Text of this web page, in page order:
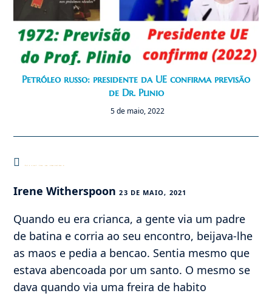
Petróleo russo: presidente da UE confirma previsão
de Dr. Plinio
5 de maio, 2022
Este post tem um comentário
Irene Witherspoon23 DE MAIO, 2021
Quando eu era crianca, a gente via um padre
de batina e corria ao seu encontro, beijava-lhe
as maos e pedia a bencao. Sentia mesmo que
estava abencoada por um santo. O mesmo se
dava quando via uma freira de habito